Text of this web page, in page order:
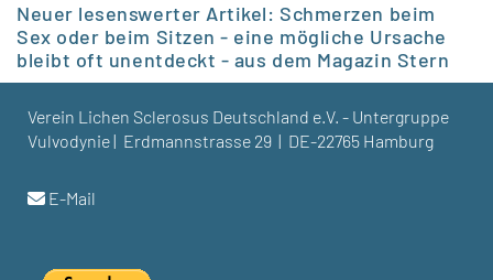
Neuer lesenswerter Artikel: Schmerzen beim
Sex oder beim Sitzen - eine mögliche Ursache
bleibt oft unentdeckt - aus dem Magazin Stern
Verein Lichen Sclerosus Deutschland e.V. - Untergruppe
Vulvodynie | Erdmannstrasse 29 | DE-22765 Hamburg
E-Mail